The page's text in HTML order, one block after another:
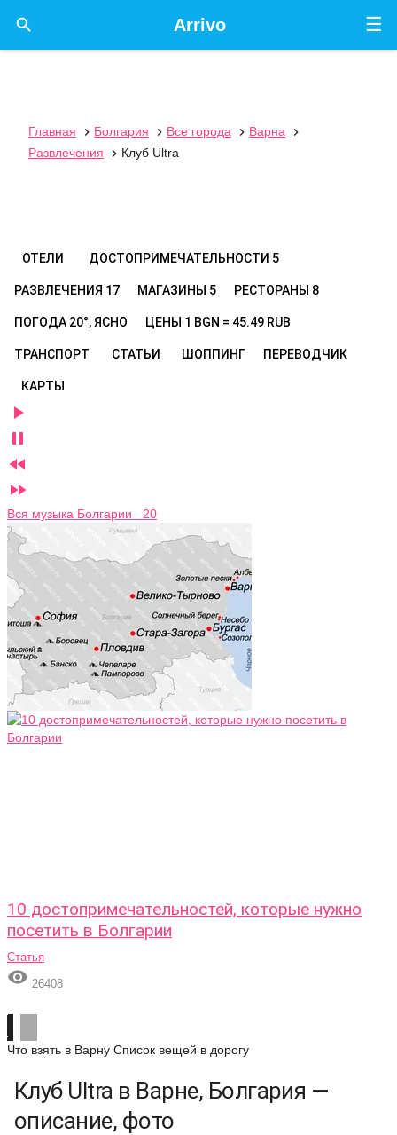
☰
Arrivo

Главная  Болгария  Все города  Варна

Развлечения
 Клуб Ultra
ОТЕЛИ ДОСТОПРИМЕЧАТЕЛЬНОСТИ 5
РАЗВЛЕЧЕНИЯ 17 МАГАЗИНЫ 5 РЕСТОРАНЫ 8
ПОГОДА 20°, ЯСНО ЦЕНЫ 1 BGN = 45.49 RUB
ТРАНСПОРТ СТАТЬИ ШОППИНГ ПЕРЕВОДЧИК
КАРТЫ




Вся музыка Болгарии 20
10 достопримечательностей, которые нужно
посетить в Болгарии
Статья
 26408
Что взять в Варну Список вещей в дорогу
Клуб Ultra в Варне, Болгария —
описание, фото